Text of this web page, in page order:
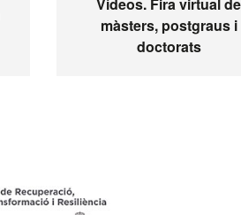
màsters, postgraus i
doctorats